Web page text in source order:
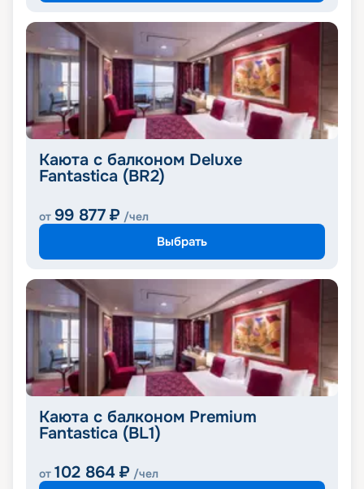
Каюта с балконом Deluxe
Fantastica (BR2)
от 99 877 ₽ /чел
Выбрать
Каюта с балконом Premium
Fantastica (BL1)
от 102 864 ₽ /чел